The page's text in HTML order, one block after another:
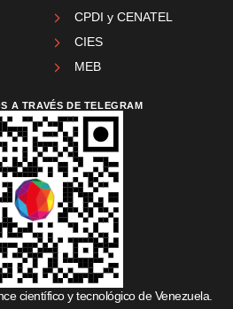
CPDI y CENATEL
CIES
MEB
A TRAVÉS DE TELEGRAM
científico y tecnológico de Venezuela.